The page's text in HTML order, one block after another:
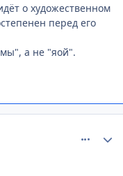
о художественном
перед его
а не "яой".